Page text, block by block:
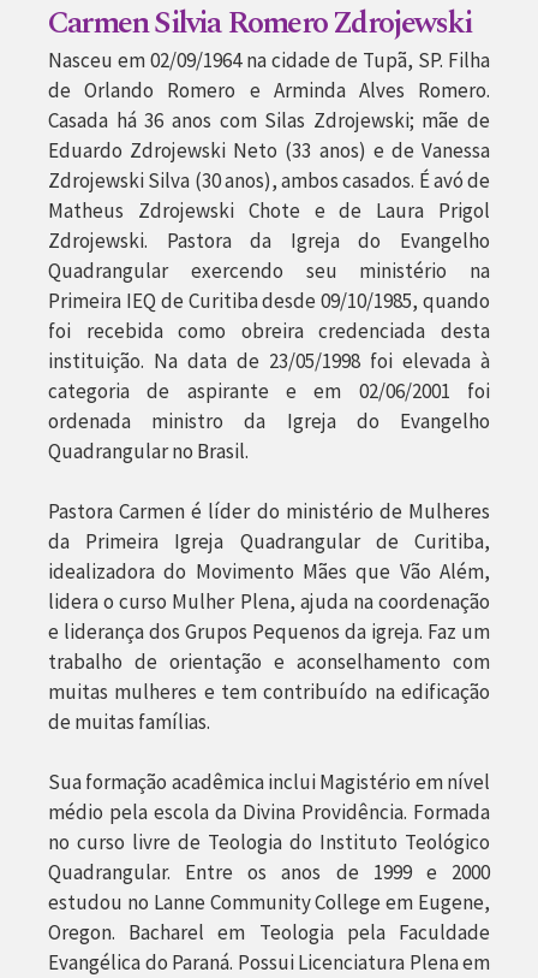
Carmen Silvia Romero Zdrojewski
Nasceu em 02/09/1964 na cidade de Tupã, SP. Filha
de Orlando Romero e Arminda Alves Romero.
Casada há 36 anos com Silas Zdrojewski; mãe de
Eduardo Zdrojewski Neto (33 anos) e de Vanessa
Zdrojewski Silva (30 anos), ambos casados. É avó de
Matheus Zdrojewski Chote e de Laura Prigol
Zdrojewski. Pastora da Igreja do Evangelho
Quadrangular exercendo seu ministério na
Primeira IEQ de Curitiba desde 09/10/1985, quando
foi recebida como obreira credenciada desta
instituição. Na data de 23/05/1998 foi elevada à
categoria de aspirante e em 02/06/2001 foi
ordenada ministro da Igreja do Evangelho
Quadrangular no Brasil.
Pastora Carmen é líder do ministério de Mulheres
da Primeira Igreja Quadrangular de Curitiba,
idealizadora do Movimento Mães que Vão Além,
lidera o curso Mulher Plena, ajuda na coordenação
e liderança dos Grupos Pequenos da igreja. Faz um
trabalho de orientação e aconselhamento com
muitas mulheres e tem contribuído na edificação
de muitas famílias.
Sua formação acadêmica inclui Magistério em nível
médio pela escola da Divina Providência. Formada
no curso livre de Teologia do Instituto Teológico
Quadrangular. Entre os anos de 1999 e 2000
estudou no Lanne Community College em Eugene,
Oregon. Bacharel em Teologia pela Faculdade
Evangélica do Paraná. Possui Licenciatura Plena em